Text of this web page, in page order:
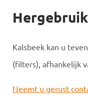
Kalsbeek kan u
(filters), afhankelijk
Neemt u gerust